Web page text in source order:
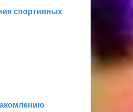
спортивных